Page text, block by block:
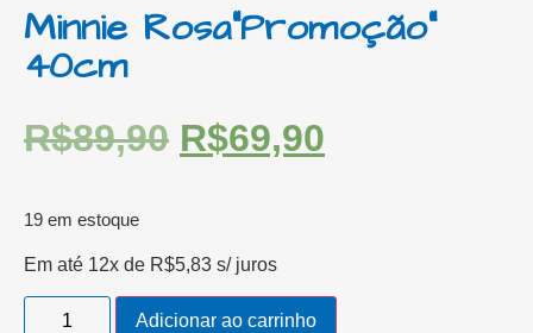
Minnie Rosa”Promoção”
40cm
R$89,90 R$69,90
19 em estoque
Em até 12x de R$5,83 s/ juros
Adicionar ao carrinho